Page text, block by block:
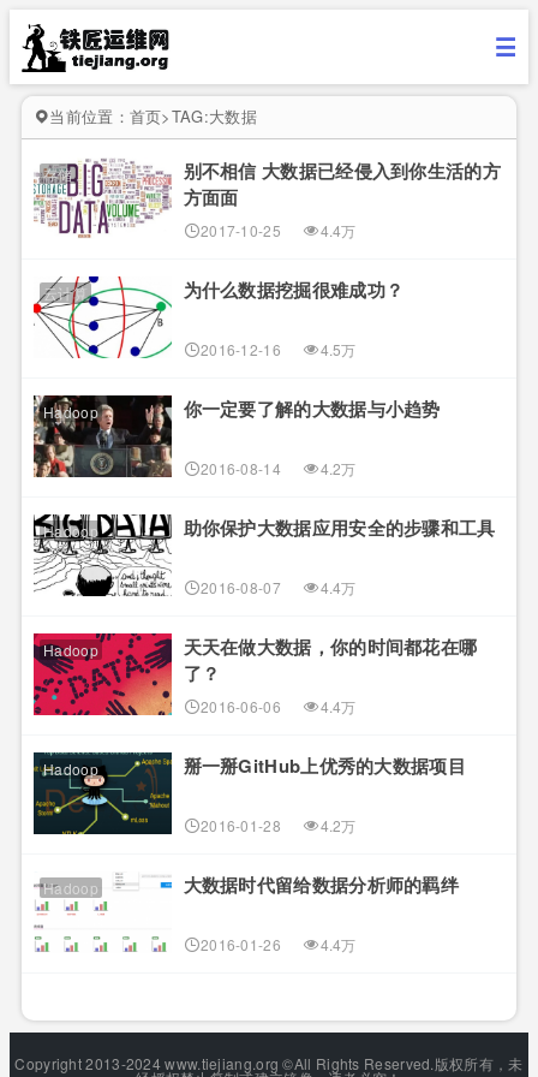
当前位置： 首页>TAG:大数据
存储
别不相信 大数据已经侵入到你生活的方
方面面
2017-10-25 4.4万
云计算 为什么数据挖掘很难成功？
2016-12-16 4.5万
Hadoop 你一定要了解的大数据与小趋势
2016-08-14 4.2万
Hadoop 助你保护大数据应用安全的步骤和工具
2016-08-07 4.4万
Hadoop
天天在做大数据，你的时间都花在哪
了？
2016-06-06 4.4万
Hadoop 掰一掰GitHub上优秀的大数据项目
2016-01-28 4.2万
Hadoop 大数据时代留给数据分析师的羁绊
2016-01-26 4.4万
Copyright 2013-2024 www.tiejiang.org ©All Rights Reserved.版权所有，未